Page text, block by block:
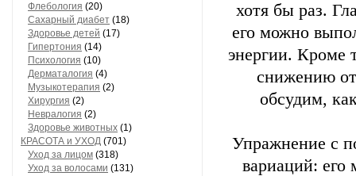
Флебология (20)
Сахарный диабет (18)
Здоровье детей (17)
Гипертония (14)
Психология (10)
Дерматалогия (4)
Музыкотерапия (2)
Хирургия (2)
Невралогия (2)
Здоровье животных (1)
КРАСОТА и УХОД (701)
Уход за лицом (318)
Уход за волосами (131)
хотя бы раз.
его можно
энергии. Кроме
снижению
обсудим,
Упражнение с
вариаций: его